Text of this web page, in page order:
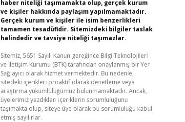
haber niteliği taşımamakta olup, gerçek kurum
ve kişiler hakkında paylaşım yapılmamaktadır.
Gerçek kurum ve kişiler ile isim benzerlikleri
tamamen tesadüfidir. Sitemizdeki bilgiler taslak
halindedir ve tavsiye niteliği taşımazlar.
Sitemiz, 5651 Sayılı Kanun gereğince Bilgi Teknolojileri
ve İletişim Kurumu (BTK) tarafından onaylanmış bir Yer
Sağlayıcı olarak hizmet vermektedir. Bu nedenle,
sitedeki içerikleri proaktif olarak denetleme veya
araştırma yükümlülüğümüz bulunmamaktadır. Ancak,
üyelerimiz yazdıkları içeriklerin sorumluluğunu
taşımakta olup, siteye üye olarak bu sorumluluğu kabul
etmiş sayılırlar.